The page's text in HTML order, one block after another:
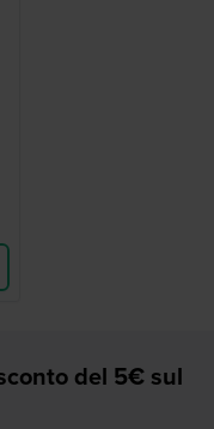
del 5€ sul